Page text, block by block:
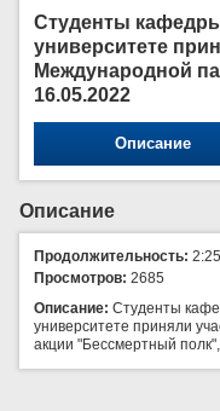
Студенты кафедры
университете
Международной
16.05.2022
Описание
Описание
Продолжительность: 2:25
Просмотров: 2685
Описание: Студенты
университете приняли
акции "Бессмертный